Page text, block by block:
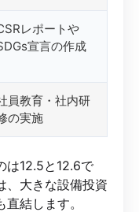
レポートや
宣言の作成
員教育・社内研
の実施
は12.5と12.6で
、大きな設備投資
結します。